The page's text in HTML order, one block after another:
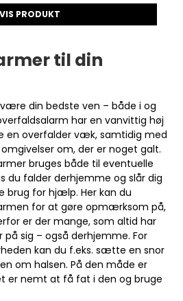
VIS PRODUKT
til din
din bedste ven – både i og
har en vanvittig høj
en overfalder væk, samtidig med
om, der er noget galt.
bruges både til eventuelle
du falder derhjemme og slår dig
brug for hjælp. Her kan du
for at gøre opmærksom på,
er der mange, som altid har
sig – også derhjemme. For
kan du f.eks. sætte en snor
om halsen. På den måde er
er nemt at få fat i den og bruge